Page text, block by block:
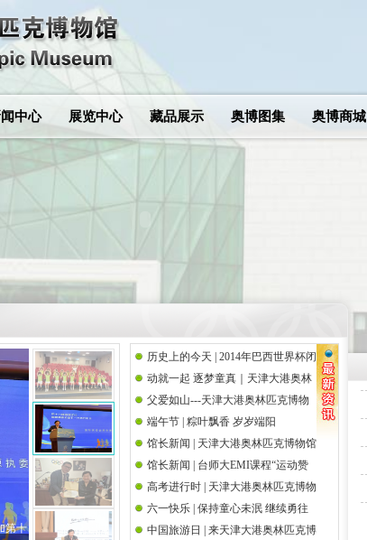
中心 展览中心 藏品展示 奥博图集 奥博商城
第十
历史上的今天 | 2014年巴西世界杯闭
幕式
动就一起 逐梦童真｜天津大港奥林
匹克博物馆携手思而语幼儿园共庆
国际奥林匹克日
父爱如山---天津大港奥林匹克博物
馆祝天下父亲节日快乐
端午节 | 粽叶飘香 岁岁端阳
馆长新闻 | 天津大港奥林匹克博物馆
馆长吴经国先生参加第十八届海峡
论坛·海峡两岸关爱下一代成长论坛
馆长新闻 | 台师大EMI课程“运动赞
助策略研究”师生校外参访前国际奥
委会执行委员吴经国先生
高考进行时 | 天津大港奥林匹克博物
馆祝高考学子金榜题名
六一快乐 | 保持童心未泯 继续勇往
直前
中国旅游日 | 来天津大港奥林匹克博